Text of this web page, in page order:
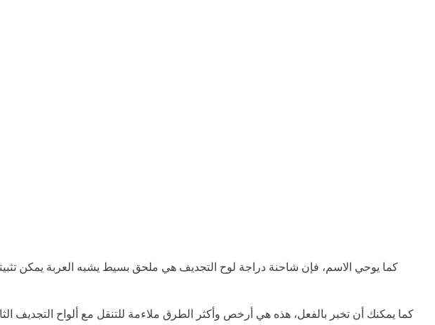
كما يوحي الاسم، فإن شاحنة دراجة لوح التجديف هي ملحق بسيط يشبه العربة يمكن
كما يمكنك أن تخبر بالفعل، هذه هي أرخص وأكثر الطرق ملاءمة للتنقل مع ألواح التجديف